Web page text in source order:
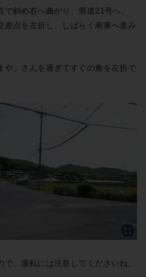
で斜め右へ曲がり、県道21号へ。
差点を左折し、しばらく南東へ進み
や」さんを過ぎてすぐの角を左折で
で、運転には注意してくださいね。